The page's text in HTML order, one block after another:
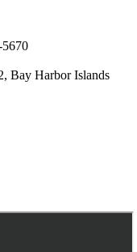
Bay Harbor Islands